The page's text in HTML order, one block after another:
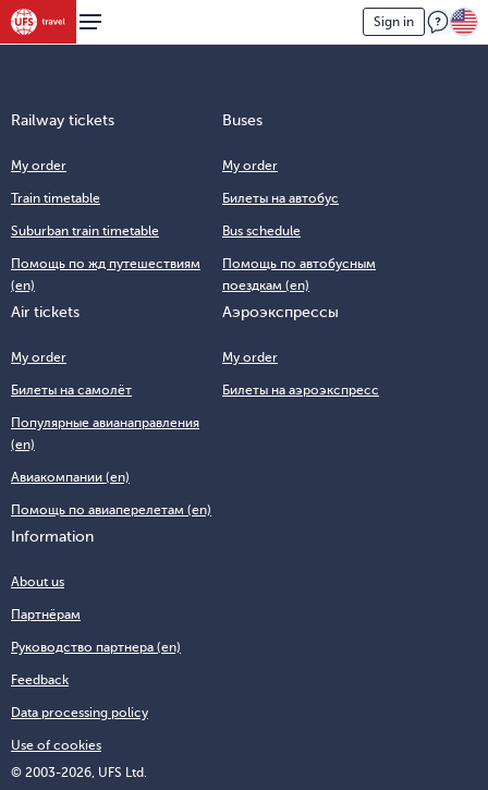
Sign in
© 2003-2026, UFS Ltd.
Railway tickets
My order
Train timetable
Suburban train timetable
Помощь по жд путешествиям
(en)
Buses
My order
Билеты на автобус
Bus schedule
Помощь по автобусным
поездкам (en)
Air tickets
My order
Билеты на самолёт
Популярные авианаправления
(en)
Авиакомпании (en)
Помощь по авиаперелетам (en)
Аэроэкспрессы
My order
Билеты на аэроэкспресс
Information
About us
Партнёрам
Руководство партнера (en)
Feedback
Data processing policy
Use of cookies